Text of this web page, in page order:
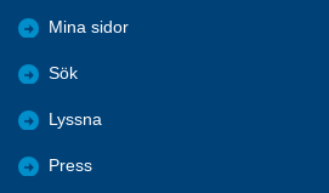
Mina sidor
Sök
Lyssna
Press